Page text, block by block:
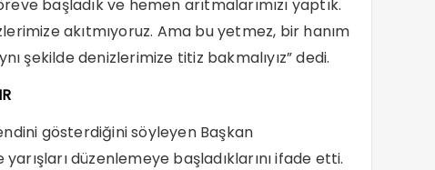
başladık ve hemen arıtmalarımızı yaptık.
akıtmıyoruz. Ama bu yetmez, bir hanım
şekilde denizlerimize titiz bakmalıyız” dedi.
gösterdiğini söyleyen Başkan
düzenlemeye başladıklarını ifade etti.